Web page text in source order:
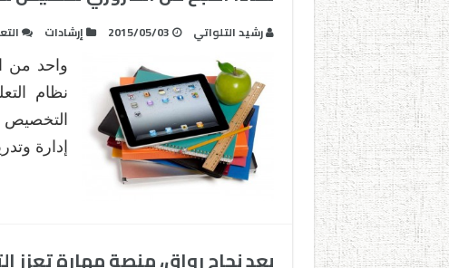
رشيد التلواتي 2015/05/03 إرشادات
واحد من
نظام
التخصيص
إدارة
بعد نجاح رواق، منصة مهارة تعزز